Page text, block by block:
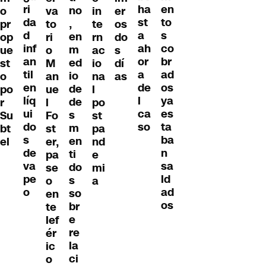
o
pr
op
ue
st
o
po
r
Su
bt
el
ri
da
d
inf
an
til
en
líq
ui
do
s
de
va
pe
o
va
to
ri
o
M
an
ue
l
Fo
st
er,
pa
se
o
en
te
lef
ér
ic
o
no
,
en
m
ed
io
de
de
s
m
en
ti
do
s
so
br
e
re
la
ci
in
te
rn
ac
io
na
l
po
st
pa
nd
e
mi
a
er
os
do
s
dí
as
ha
st
a
ah
or
a
de
l
ca
so
en
to
s
co
br
ad
os
ya
es
ta
ba
n
sa
ld
ad
os